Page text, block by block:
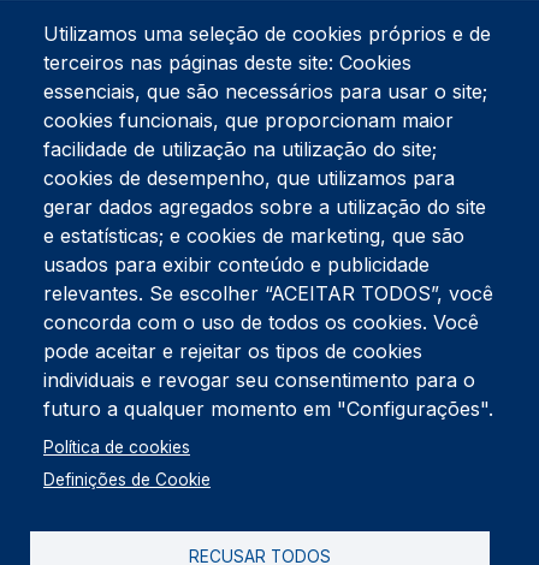
Tel:234 390 100Fax:234 390 100
Endereço Postal
Apartado 42
Rua Gil Eanes 31
3834-908 Gafanha da Nazaré
Estúdios
Rua Prior Guerra
Edifício do Centro Cultural da Gafanha da Nazaré
3830-556 Gafanha da Nazaré
Rodapé
Cookies
Política de Privacidade
Utilizamos uma seleção de cookies próprios e de
terceiros nas páginas deste site: Cookies
essenciais, que são necessários para usar o site;
cookies funcionais, que proporcionam maior
facilidade de utilização na utilização do site;
cookies de desempenho, que utilizamos para
gerar dados agregados sobre a utilização do site
e estatísticas; e cookies de marketing, que são
usados para exibir conteúdo e publicidade
relevantes. Se escolher “ACEITAR TODOS”, você
concorda com o uso de todos os cookies. Você
pode aceitar e rejeitar os tipos de cookies
individuais e revogar seu consentimento para o
futuro a qualquer momento em "Configurações".
Política de cookies
Definições de Cookie
RECUSAR TODOS